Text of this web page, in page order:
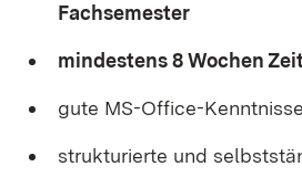
Fachsemester
mindestens 8 Wochen
gute MS-Office-Kenntnisse
strukturierte und